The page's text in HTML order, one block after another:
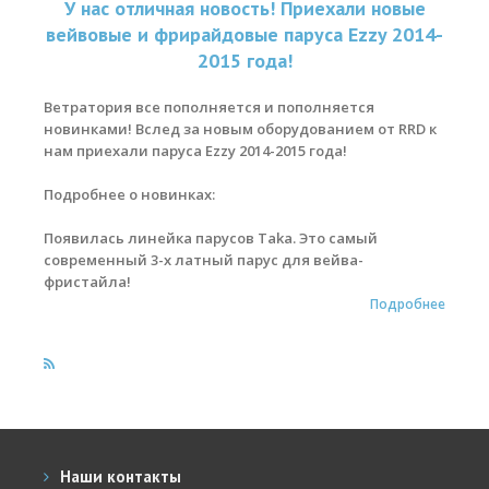
Места катания
Ветратория.Вьетнам
Ветратория Россия
Ветратория.Египет
Цены
У нас отличная новость! Приехали новые
вейвовые и фрирайдовые паруса Ezzy 2014-
2015 года!
Ветратория все пополняется и пополняется
новинками! Вслед за новым оборудованием от RRD к
нам приехали паруса Ezzy 2014-2015 года!
Подробнее о новинках:
Появилась линейка парусов Taka. Это самый
современный 3-х латный парус для вейва-
фристайла!
Подробнее
Наши контакты